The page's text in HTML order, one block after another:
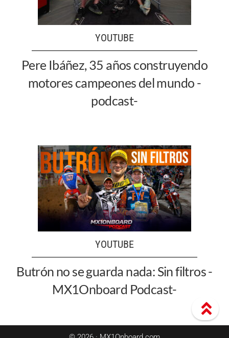
YOUTUBE
Pere Ibáñez, 35 años construyendo
motores campeones del mundo -
podcast-
YOUTUBE
Butrón no se guarda nada: Sin filtros -
MX1Onboard Podcast-